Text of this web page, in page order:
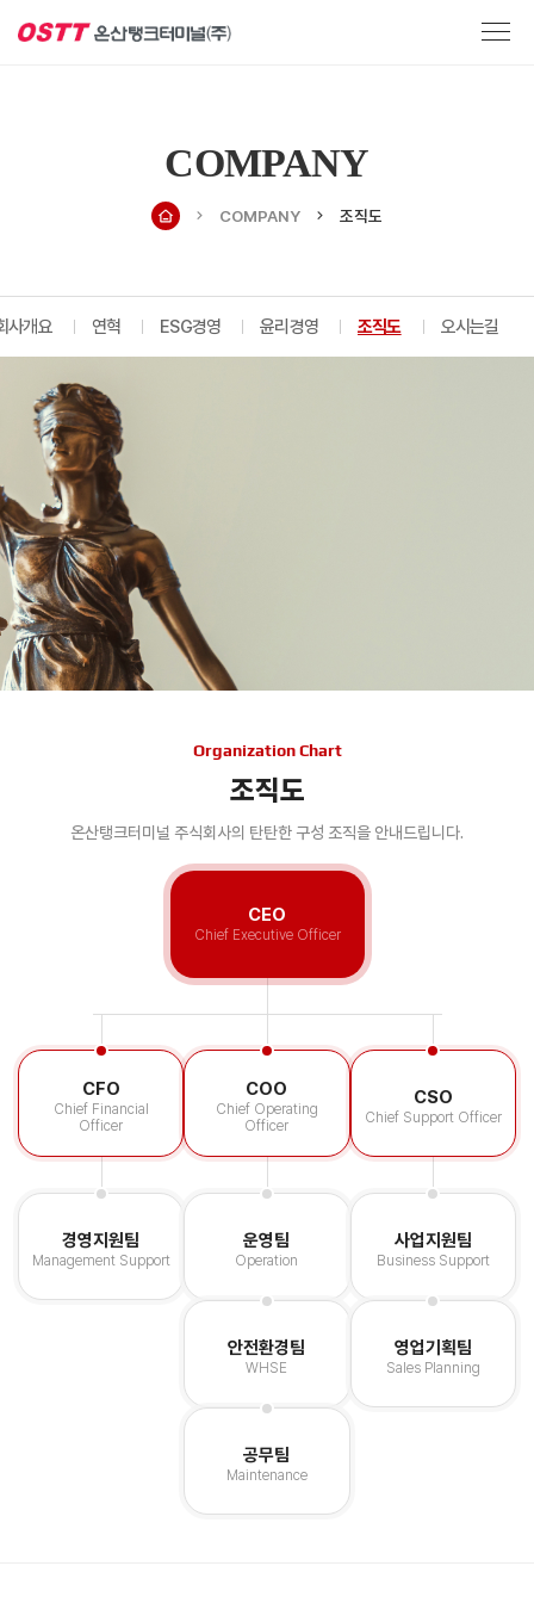
COMPANY
COMPANY 조직도
사개요 연혁 ESG경영 윤리경영 조직도 오시는길
Organization Chart
조직도
온산탱크터미널 주식회사의 탄탄한 구성 조직을 안내드립니다.
CEO
Chief Executive Officer
CFO
Chief Financial
Officer
경영지원팀
Management Support
COO
Chief Operating
Officer
운영팀
Operation
안전환경팀
WHSE
공무팀
Maintenance
CSO
Chief Support Officer
사업지원팀
Business Support
영업기획팀
Sales Planning